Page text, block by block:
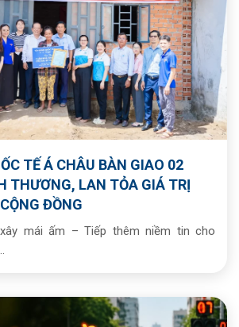
TẾ Á CHÂU BÀN GIAO 02
THƯƠNG, LAN TỎA GIÁ TRỊ
ĐỒNG
mái ấm – Tiếp thêm niềm tin cho